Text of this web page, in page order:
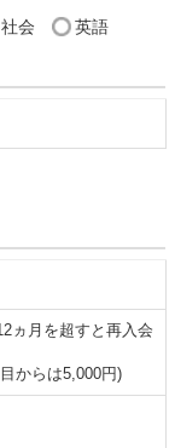
社会 英語
ヵ月を超すと再入会
からは5,000円)